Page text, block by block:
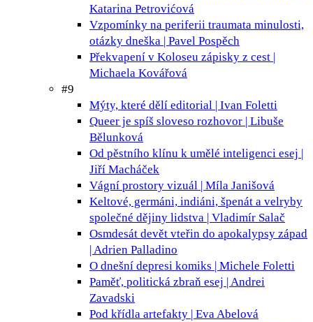
Katarina Petrovićová
Vzpomínky na periferii traumata minulosti,
otázky dneška | Pavel Pospěch
Překvapení v Koloseu zápisky z cest |
Michaela Kovářová
#9
Mýty, které dělí editorial | Ivan Foletti
Queer je spíš sloveso rozhovor | Libuše
Bělunková
Od pěstního klínu k umělé inteligenci esej |
Jiří Macháček
Vágní prostory vizuál | Míla Janišová
Keltové, germáni, indiáni, špenát a velryby
společné dějiny lidstva | Vladimír Salač
Osmdesát devět vteřin do apokalypsy západ
| Adrien Palladino
O dnešní depresi komiks | Michele Foletti
Paměť, politická zbraň esej | Andrei
Zavadski
Pod křídla artefakty | Eva Abelová